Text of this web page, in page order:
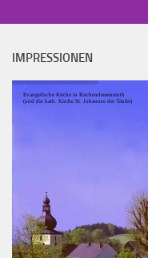
IMPRESSIONEN
Evangelische Kirche in Kirchendemenreuth
(und die kath. Kirche St. Johannes der Täufer)